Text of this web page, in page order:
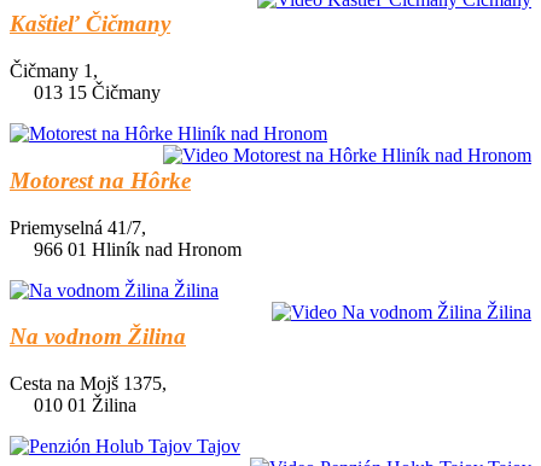
Kaštieľ Čičmany
Čičmany 1,
013 15 Čičmany
Motorest na Hôrke
Priemyselná 41/7,
966 01 Hliník nad Hronom
Na vodnom Žilina
Cesta na Mojš 1375,
010 01 Žilina